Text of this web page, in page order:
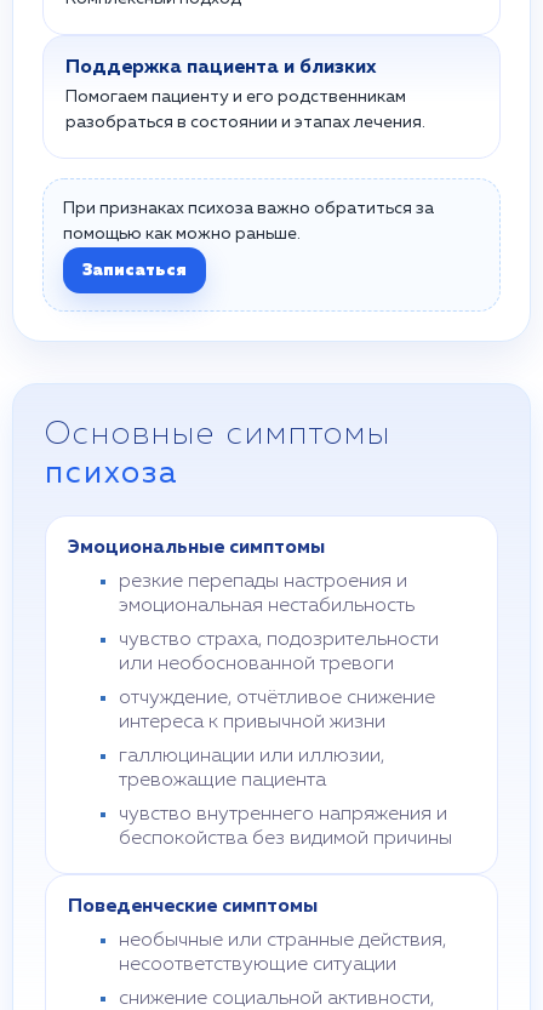
Поддержка пациента и близких
Помогаем пациенту и его родственникам
разобраться в состоянии и этапах лечения.
При признаках психоза важно обратиться за
помощью как можно раньше.
Записаться
Основные симптомы
психоза
Эмоциональные симптомы
резкие перепады настроения и
эмоциональная нестабильность
чувство страха, подозрительности
или необоснованной тревоги
отчуждение, отчётливое снижение
интереса к привычной жизни
галлюцинации или иллюзии,
тревожащие пациента
чувство внутреннего напряжения и
беспокойства без видимой причины
Поведенческие симптомы
необычные или странные действия,
несоответствующие ситуации
снижение социальной активности,